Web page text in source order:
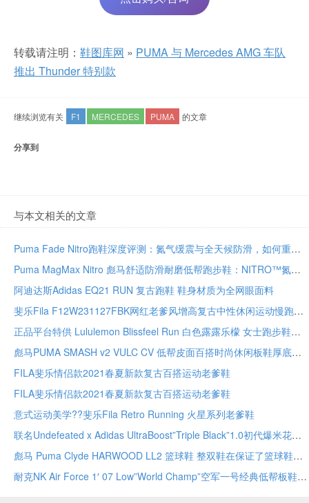
转载请注明： 鞋图库网 » PUMA 与 Mercedes AMG 车队
推出 Thunder 特别款
继续浏览有关 F1 MERCEDES PUMA 的文章
分享到
与本文相关的文章
Puma Fade Nitro跑鞋深度评测：氮气缓震与全天候防滑，如何重塑日常通勤与慢跑体验
Puma MagMax Nitro 彪马舒适防滑耐磨低帮跑步鞋：NITRO™氮气科技
阿迪达斯Adidas EQ21 RUN 复古跑鞋 鞋身材质为全网眼面料
斐乐Fila F12W231127FBK网红老爹风增高复古中性休闲运动慢跑鞋
正品平台特供 Lululemon Blissfeel Run 白色露露乐檬 女士跑步鞋
彪马PUMA SMASH v2 VULC CV 低帮皮面百搭时尚休闲板鞋厚底增高老爹鞋
FILA斐乐情侣款2021春夏新款复古百搭运动老爹鞋
FILA斐乐情侣款2021春夏新款复古百搭运动老爹鞋
意式运动美学??斐乐Fila Retro Running 火星系列老爹鞋
联名Undefeated x Adidas UltraBoost”Triple Black”1.0初代爆米花
彪马 Puma Clyde HARWOOD LL2 篮球鞋 整双鞋在保证了篮球鞋风格
耐克NK Air Force 1′ 07 Low”World Champ”空军一号经典低帮板鞋